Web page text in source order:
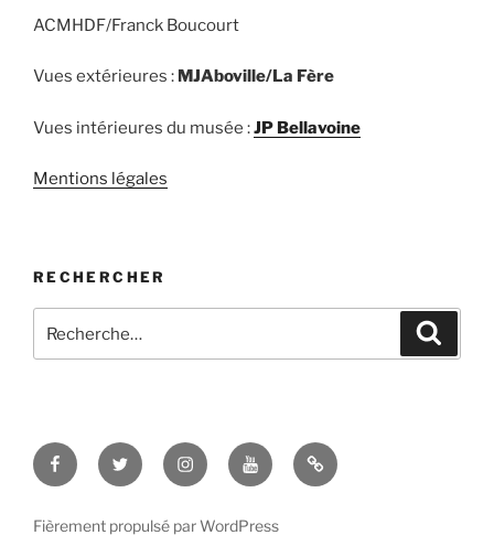
ACMHDF/Franck Boucourt
Vues extérieures : MJAboville/La Fère
Vues intérieures du musée :JP Bellavoine
Mentions légales
RECHERCHER
pour
FacebookTwitter InstagramYoutubeTikTok
Fièrement propulsé par WordPress